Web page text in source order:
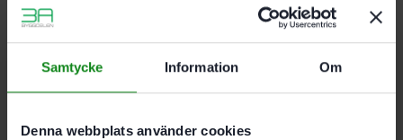
Samtycke Information Om
Denna webbplats använder cookies
För alla Festool-skruvdragare med CENTROTEC
Storlek PH 1